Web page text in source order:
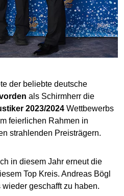
der beliebte deutsche
als Schirmherr die
2023/2024 Wettbewerbs
feierlichen Rahmen in
strahlenden Preisträgern.
in diesem Jahr erneut die
Top Kreis. Andreas Bögl
geschafft zu haben.